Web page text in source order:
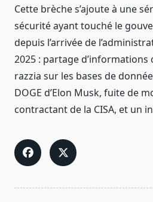
Cette brèche s’ajoute à une
sécurité ayant touché le
depuis l’arrivée de
2025 : partage d’informations
razzia sur les bases de
DOGE d’Elon Musk, fuite de
contractant de la CISA, et un